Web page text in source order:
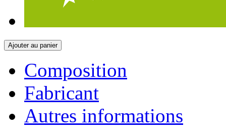
Ajouter au panier
Composition
Fabricant
Autres informations